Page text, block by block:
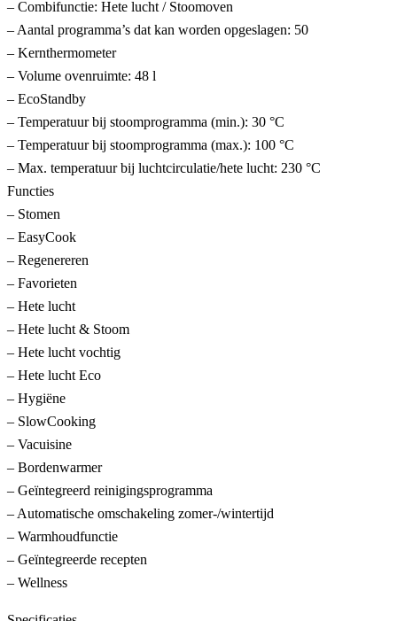
– Combifunctie: Hete lucht / Stoomoven
– Aantal programma’s dat kan worden opgeslagen: 50
– Kernthermometer
– Volume ovenruimte: 48 l
– EcoStandby
– Temperatuur bij stoomprogramma (min.): 30 °C
– Temperatuur bij stoomprogramma (max.): 100 °C
– Max. temperatuur bij luchtcirculatie/hete lucht: 230 °C
Functies
– Stomen
– EasyCook
– Regenereren
– Favorieten
– Hete lucht
– Hete lucht & Stoom
– Hete lucht vochtig
– Hete lucht Eco
– Hygiëne
– SlowCooking
– Vacuisine
– Bordenwarmer
– Geïntegreerd reinigingsprogramma
– Automatische omschakeling zomer-/wintertijd
– Warmhoudfunctie
– Geïntegreerde recepten
– Wellness